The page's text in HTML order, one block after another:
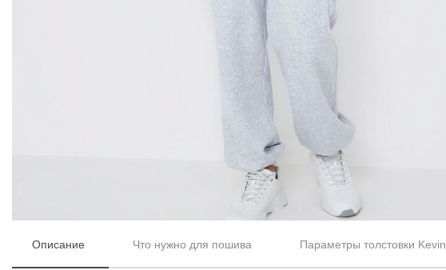
Описание Что нужно для пошива Параметры толстовки Kevin